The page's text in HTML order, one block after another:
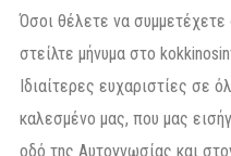
Όσοι θέλετε να
στείλτε μήνυμα στο
Ιδιαίτερες ευχαριστίες σε
καλεσμένο μας, που μας
οδό της Αυτογνωσίας και